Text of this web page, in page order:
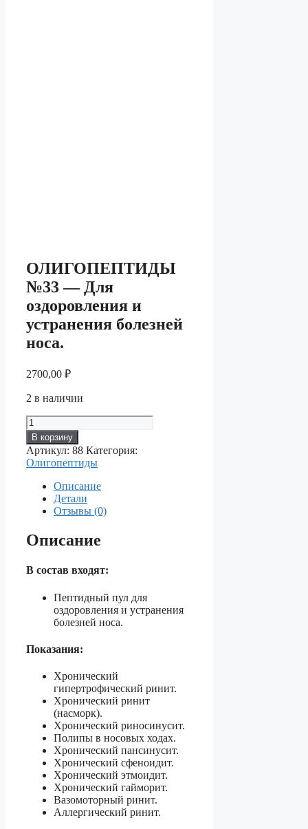
ОЛИГОПЕПТИДЫ
№33 — Для
оздоровления и
устранения болезней
носа.
2700,00 ₽
2 в наличии
Количество
товара
ОЛИГОПЕПТИДЫ
№33
—
Для
оздоровления
устранения
болезней
носа.
В корзину
Артикул: 88 Категория:
Олигопептиды
Описание
Детали
Отзывы (0)
Описание
В состав входят:
Пептидный пул для
оздоровления и устранения
болезней носа.
Показания:
Хронический
гипертрофический ринит.
Хронический ринит
(насморк).
Хронический риносинусит.
Полипы в носовых ходах.
Хронический пансинусит.
Хронический сфеноидит.
Хронический этмоидит.
Хронический гайморит.
Вазомоторный ринит.
Аллергический ринит.